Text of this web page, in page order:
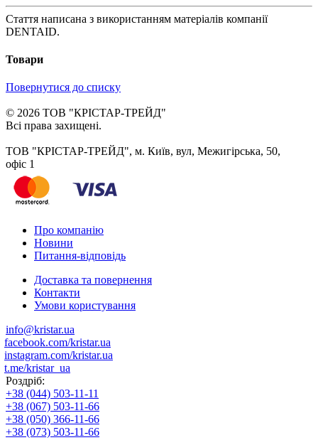
Стаття написана з використанням матеріалів компанії
DENTAID.
Товари
Повернутися до списку
© 2026 ТОВ "КРІСТАР-ТРЕЙД"
Всі права захищені.
ТОВ "КРІСТАР-ТРЕЙД", м. Київ, вул, Межигірська, 50,
офіс 1
Про компанію
Новини
Питання-відповідь
Доставка та повернення
Контакти
Умови користування
info@kristar.ua
facebook.com/kristar.ua
instagram.com/kristar.ua
t.me/kristar_ua
Роздріб:
+38 (044) 503-11-11
+38 (067) 503-11-66
+38 (050) 366-11-66
+38 (073) 503-11-66